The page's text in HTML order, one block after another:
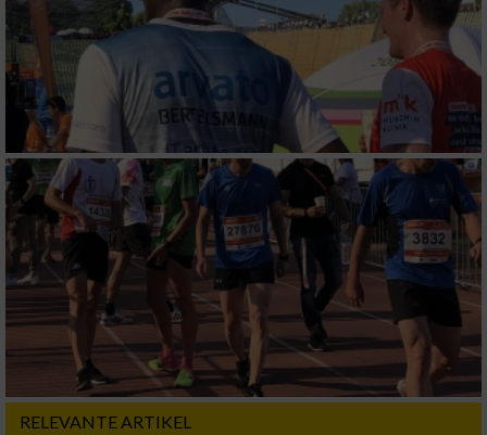
RELEVANTE ARTIKEL